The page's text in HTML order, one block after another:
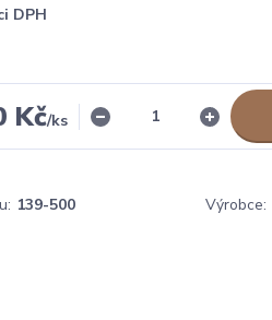
DPH
Kč/ks
139-500 Výrobce: